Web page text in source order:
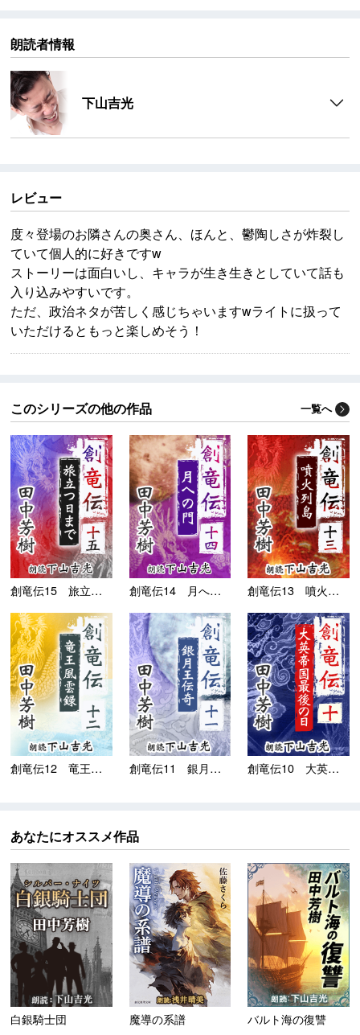
朗読者情報
下山吉光
レビュー
度々登場のお隣さんの奥さん、ほんと、鬱陶しさが炸裂し
ていて個人的に好きですw
ストーリーは面白いし、キャラが生き生きとしていて話も
入り込みやすいです。
ただ、政治ネタが苦しく感じちゃいますwライトに扱って
いただけるともっと楽しめそう！
このシリーズの他の作品 一覧へ
創竜伝15 旅立つ日ま... 創竜伝14 月への門 創竜伝13 噴火列島
創竜伝12 竜王風雲録 創竜伝11 銀月王伝奇 創竜伝10 大英帝国最...
あなたにオススメ作品
白銀騎士団 魔導の系譜 バルト海の復讐